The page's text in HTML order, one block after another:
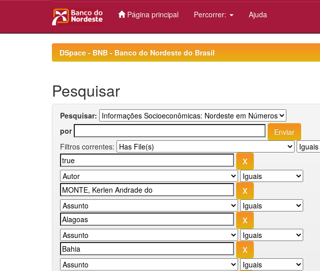
Página principal Percorrer: Ajuda
DSpace - BNB - Banco do Nordeste do Brasil
Pesquisar
Pesquisar:
por
Filtros correntes: